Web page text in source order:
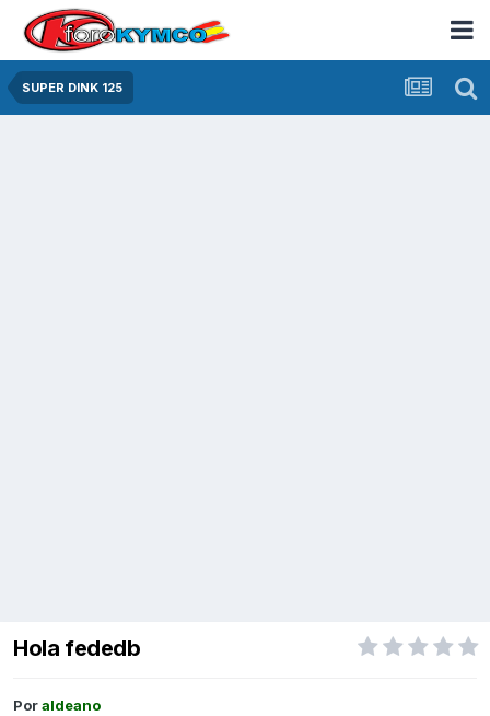
SUPER DINK 125
Hola fededb
Poraldeano